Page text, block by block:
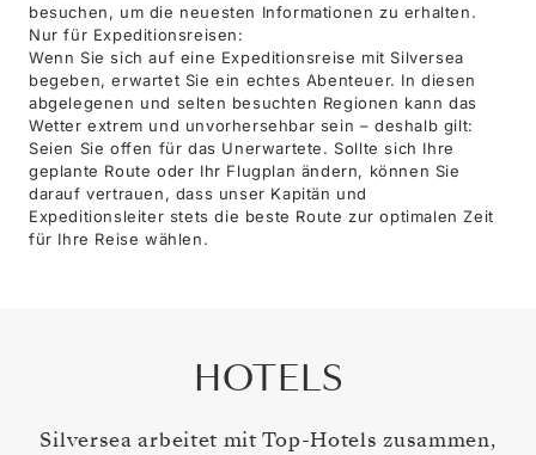
besuchen, um die neuesten Informationen zu erhalten.
Nur für Expeditionsreisen:
Wenn Sie sich auf eine Expeditionsreise mit Silversea
begeben, erwartet Sie ein echtes Abenteuer. In diesen
abgelegenen und selten besuchten Regionen kann das
Wetter extrem und unvorhersehbar sein – deshalb gilt:
Seien Sie offen für das Unerwartete. Sollte sich Ihre
geplante Route oder Ihr Flugplan ändern, können Sie
darauf vertrauen, dass unser Kapitän und
Expeditionsleiter stets die beste Route zur optimalen Zeit
für Ihre Reise wählen.
HOTELS
Silversea arbeitet mit Top-Hotels zusammen,